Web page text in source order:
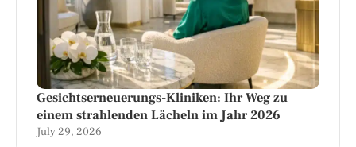
Gesichtserneuerungs-Kliniken: Ihr Weg zu
einem strahlenden Lächeln im Jahr 2026
July 29, 2026